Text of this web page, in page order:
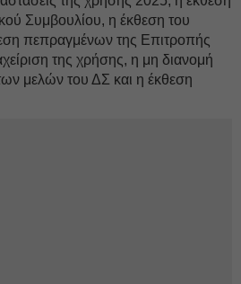
Συμβουλίου, η έκθεση του
πεπραγμένων της Επιτροπής
της χρήσης, η μη διανομή
μελών του ΔΣ και η έκθεση